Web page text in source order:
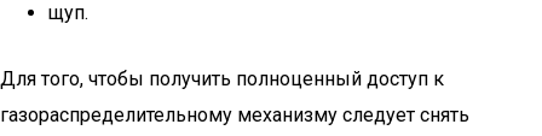
щуп.
Для того, чтобы получить полноценный доступ к
газораспределительному механизму следует снять